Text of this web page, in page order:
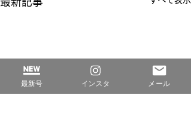
最新号 インスタ メール